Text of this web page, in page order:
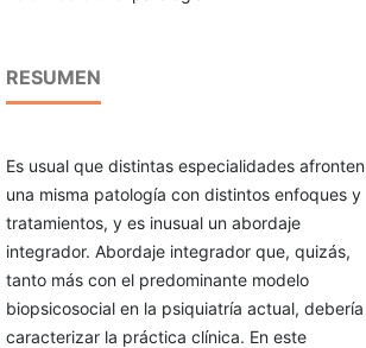
RESUMEN
Es usual que distintas especialidades afronten
una misma patología con distintos enfoques y
tratamientos, y es inusual un abordaje
integrador. Abordaje integrador que, quizás,
tanto más con el predominante modelo
biopsicosocial en la psiquiatría actual, debería
caracterizar la práctica clínica. En este